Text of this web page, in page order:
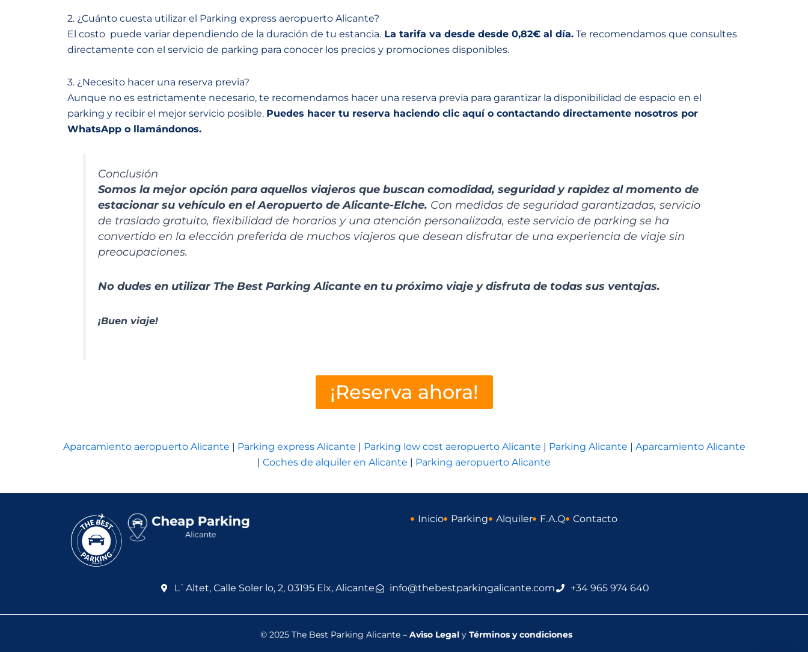
2. ¿Cuánto cuesta utilizar el Parking express aeropuerto Alicante?
El costo puede variar dependiendo de la duración de tu estancia. La tarifa va desde desde 0,82€ al día. Te recomendamos que consultes
directamente con el servicio de parking para conocer los precios y promociones disponibles.
3. ¿Necesito hacer una reserva previa?
Aunque no es estrictamente necesario, te recomendamos hacer una reserva previa para garantizar la disponibilidad de espacio en el
parking y recibir el mejor servicio posible. Puedes hacer tu reserva haciendo clic aquío contactando directamente nosotros por
WhatsApp o llamándonos.
Conclusión
Somos la mejor opción para aquellos viajeros que buscan comodidad, seguridad y rapidez al momento de
estacionar su vehículo en el Aeropuerto de Alicante-Elche. Con medidas de seguridad garantizadas, servicio
de traslado gratuito, flexibilidad de horarios y una atención personalizada, este servicio de parking se ha
convertido en la elección preferida de muchos viajeros que desean disfrutar de una experiencia de viaje sin
preocupaciones.
No dudes en utilizar The Best Parking Alicante en tu próximo viaje y disfruta de todas sus ventajas.
¡Buen viaje!
¡Reserva ahora!
Aparcamiento aeropuerto Alicante | Parking express Alicante | Parking low cost aeropuerto Alicante | Parking Alicante | Aparcamiento Alicante
| Coches de alquiler en Alicante | Parking aeropuerto Alicante
Inicio Parking Alquiler F.A.Q Contacto
L`Altet, Calle Soler lo, 2, 03195 Elx, Alicante info@thebestparkingalicante.com +34 965 974 640
© 2025 The Best Parking Alicante – Aviso Legaly Términos y condiciones